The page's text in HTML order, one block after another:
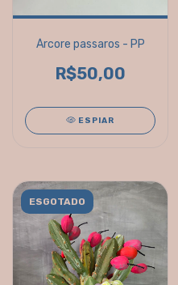
Árcore passaros - PP
R$50,00
ESPIAR
ESGOTADO